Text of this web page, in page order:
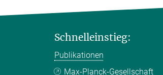
Schnelleinstieg:
Publikationen
Max-Planck-Gesellschaft